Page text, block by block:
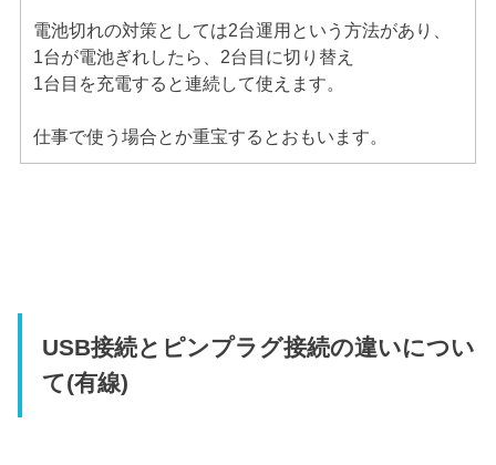
電池切れの対策としては2台運用という方法があり、
1台が電池ぎれしたら、2台目に切り替え
1台目を充電すると連続して使えます。
仕事で使う場合とか重宝するとおもいます。
USB接続とピンプラグ接続の違いについ
て(有線)